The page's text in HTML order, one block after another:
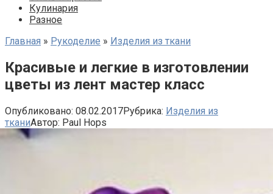
Кулинария
Разное
Главная » Рукоделие » Изделия из ткани
Красивые и легкие в изготовлении
цветы из лент мастер класс
Опубликовано: 08.02.2017Рубрика: Изделия из
тканиАвтор: Paul Hops